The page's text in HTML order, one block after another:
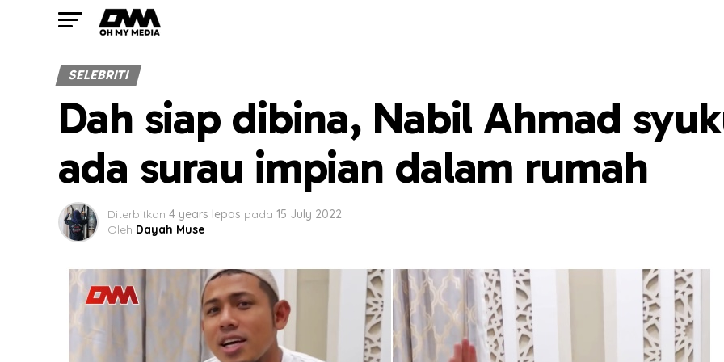
SELEBRITI
Dah siap dibina, Nabil Ahmad
ada surau impian dalam rumah
Diterbitkan 4 years lepas pada 15 July 2022
Oleh Dayah Muse